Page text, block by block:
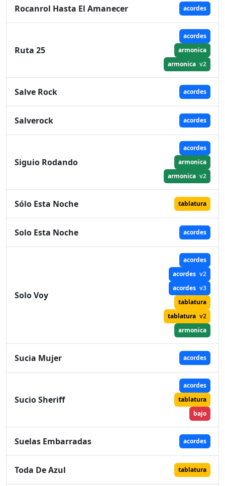
Rocanrol Hasta El Amanecer acordes
Ruta 25
acordes
armonica
armonica v2
Salve Rock acordes
Salverock acordes
Siguio Rodando
acordes
armonica
armonica v2
Sólo Esta Noche tablatura
Solo Esta Noche acordes
Solo Voy
acordes
acordes v2
acordes v3
tablatura
tablatura v2
armonica
Sucia Mujer acordes
Sucio Sheriff
acordes
tablatura
bajo
Suelas Embarradas acordes
Toda De Azul tablatura